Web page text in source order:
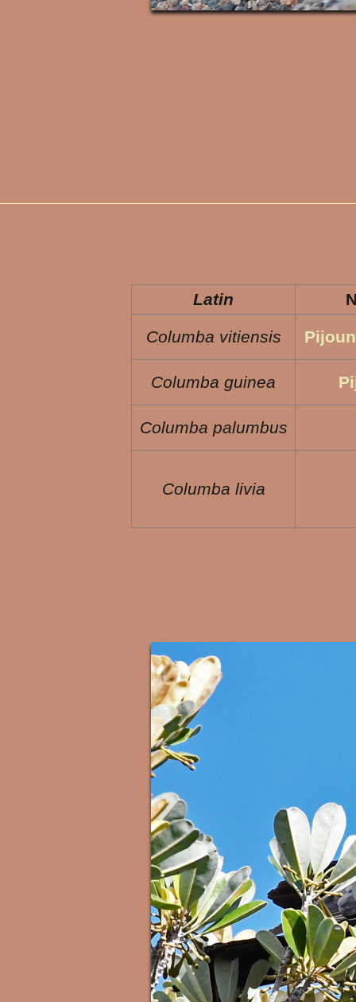
Latin
Columba vitiensis
Columba guinea
Columba palumbus
Columba livia